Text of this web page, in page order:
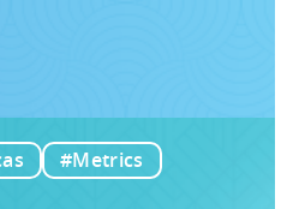
#Metrics